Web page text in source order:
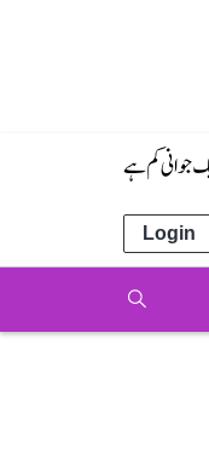
کم ہے
Login